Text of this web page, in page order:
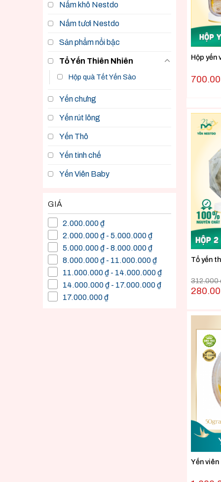
Nấm khô Nestdo
Nấm tươi Nestdo
Sản phẩm nổi bậc
Tổ Yến Thiên Nhiên
Hộp quà Tết Yến Sào
Yến chưng
Yến rút lông
Yến Thô
Yến tinh chế
Yến Viên Baby
GIÁ
2.000.000 ₫
2.000.000 ₫ - 5.000.000 ₫
5.000.000 ₫ - 8.000.000 ₫
8.000.000 ₫ - 11.000.000 ₫
11.000.000 ₫ - 14.000.000 ₫
14.000.000 ₫ - 17.000.000 ₫
17.000.000 ₫
Hộp yến
Tổ yến
312.000
Yến